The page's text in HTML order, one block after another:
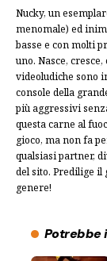
Nucky, un
menomale) ed
basse e con molti
uno. Nasce,
videoludiche sono
console della
più aggressivi
questa carne al
gioco, ma non fa
qualsiasi partner,
del sito. Predilige il
genere!
Potrebbe